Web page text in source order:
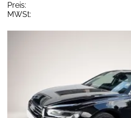
Preis:
MWSt: